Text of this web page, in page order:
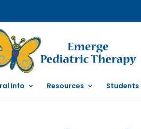
Info Resources Students